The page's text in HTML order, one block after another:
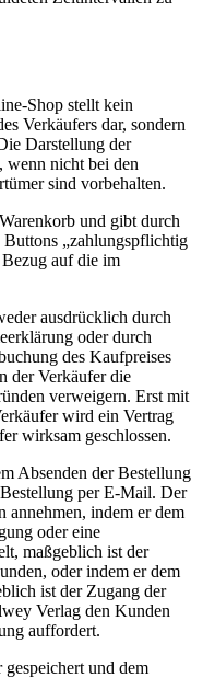
Shop stellt kein
Verkäufers dar, sondern
Darstellung der
wenn nicht bei den
sind vorbehalten.
und gibt durch
„zahlungspflichtig
auf die im
ausdrücklich durch
oder durch
des Kaufpreises
der Verkäufer die
verweigern. Erst mit
wird ein Vertrag
wirksam geschlossen.
Absenden der Bestellung
per E-Mail. Der
annehmen, indem er dem
oder eine
maßgeblich ist der
oder indem er dem
ist der Zugang der
Verlag den Kunden
auffordert.
und dem